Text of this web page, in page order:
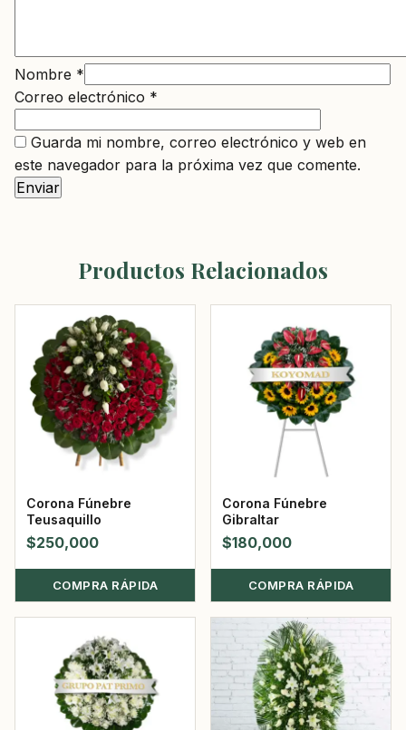
Nombre *
Correo electrónico *
Guarda mi nombre, correo electrónico y web en
este navegador para la próxima vez que comente.
Productos Relacionados
Corona Fúnebre
Teusaquillo
$250,000
COMPRA RÁPIDA
Corona Fúnebre
Gibraltar
$180,000
COMPRA RÁPIDA